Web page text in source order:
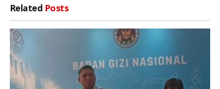
Related Posts